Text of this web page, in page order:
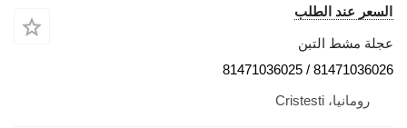
السعر عند الطلب
عجلة مشط التبن
81471036026 / 81471036025
رومانيا، Cristesti